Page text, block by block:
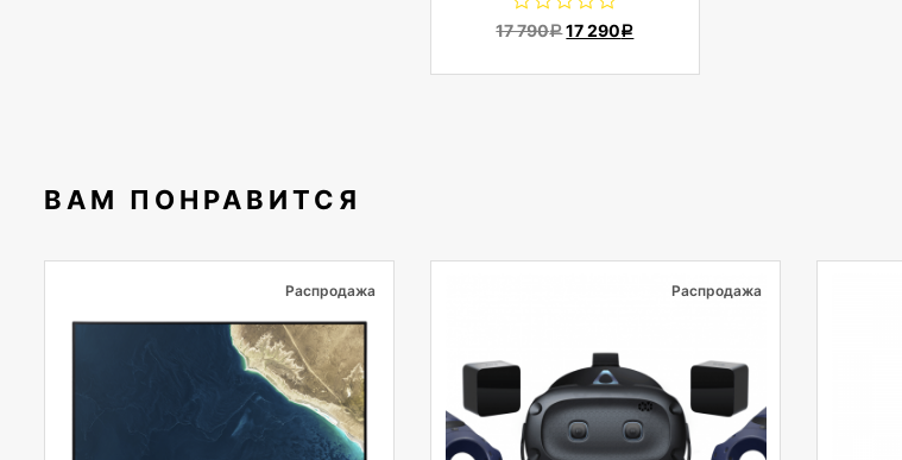
17 790Р 17 290 Р
ВАМ ПОНРАВИТСЯ
Распродажа Распродажа